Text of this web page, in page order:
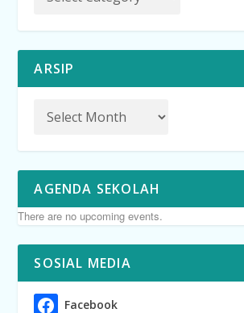
ARSIP
AGENDA SEKOLAH
There are no upcoming events.
SOSIAL MEDIA
Facebook